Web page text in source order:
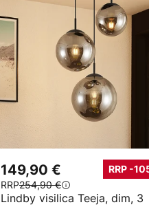
149,90 €
RRP254,90 €
RRP -
Lindby visilica Teeja, dim, 3